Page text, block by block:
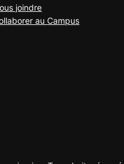
joindre
auCampus